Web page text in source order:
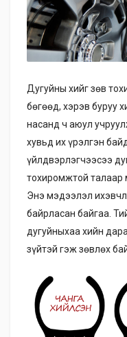
Дугуйны хийг зөв
бөгөөд, хэрэв буруу
насанд ч аюул
хувьд их үрэлгэн
үйлдвэрлэгчээсээ
тохиромжтой талаар
Энэ мэдээлэл
байрласан байгаа.
дугуйныхаа хийн
зүйтэй гэж зөвлөх